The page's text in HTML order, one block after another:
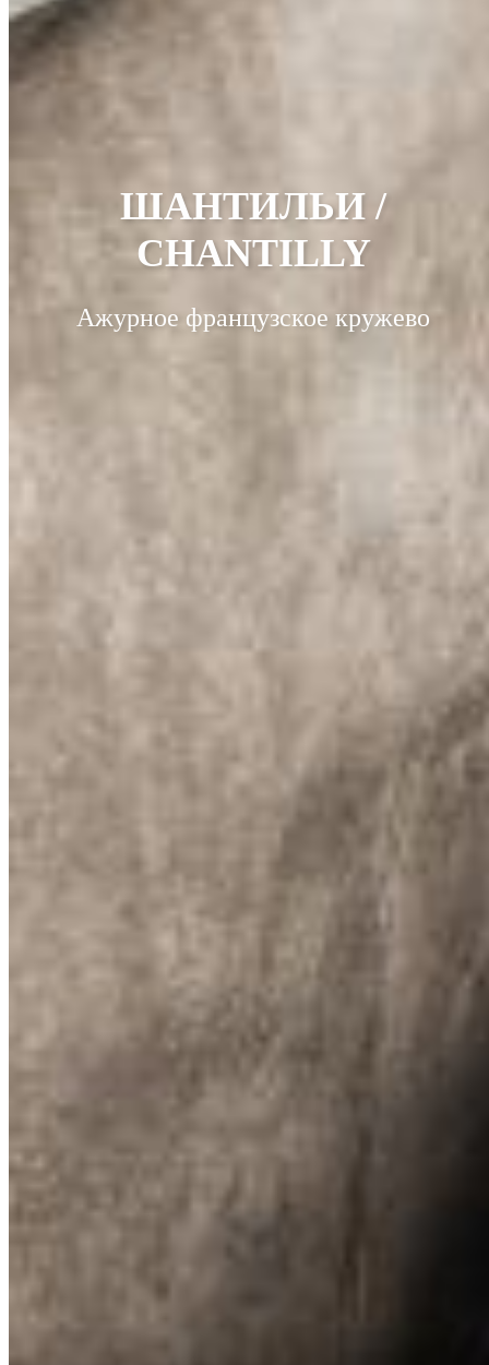
ШАНТИЛЬИ /
CHANTILLY
Ажурное французское кружево